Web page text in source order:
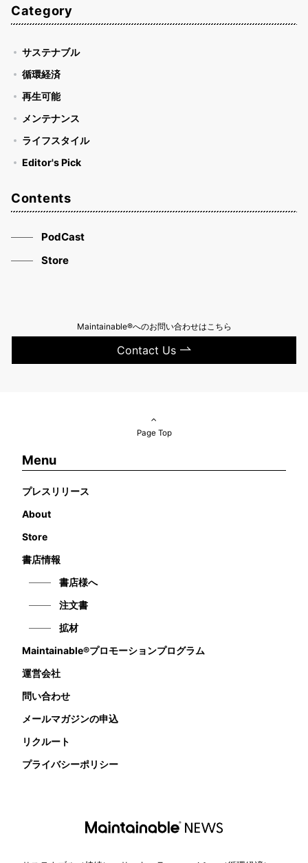
Category
サステナブル
循環経済
再生可能
メンテナンス
ライフスタイル
Editor's Pick
Contents
PodCast
Store
Maintainable®へのお問い合わせはこちら
Contact Us
Page Top
Menu
プレスリリース
About
Store
書店情報
書店様へ
注文書
拡材
Maintainable®プロモーションプログラム
運営会社
問い合わせ
メールマガジンの申込
リクルート
プライバシーポリシー